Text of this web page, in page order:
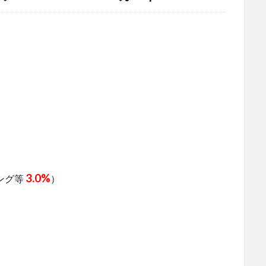
グ等 3.0%）